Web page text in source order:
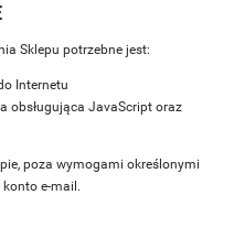
Sklepu potrzebne jest:
Internetu
obsługująca JavaScript oraz
poza wymogami określonymi
konto e-mail.